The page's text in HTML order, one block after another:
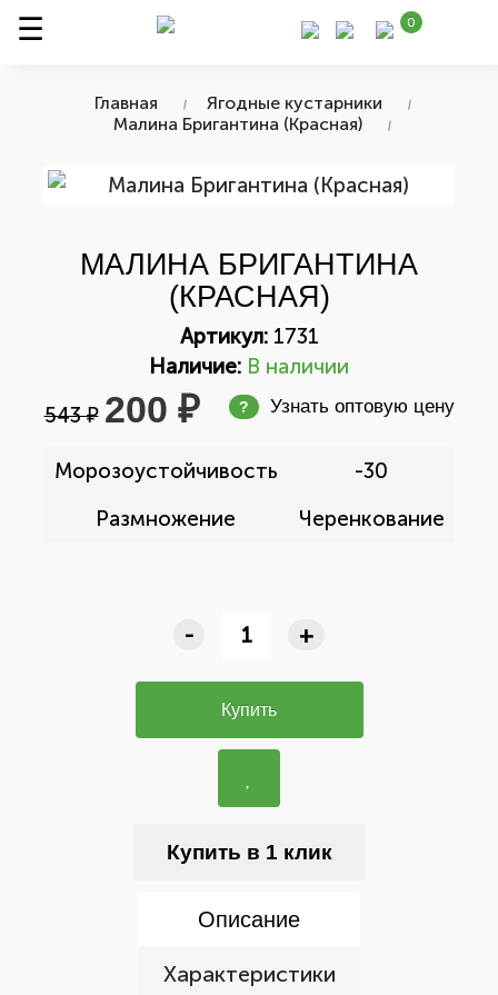
0
Главная
Ягодные кустарники
Малина Бригантина (Красная)
МАЛИНА БРИГАНТИНА
(КРАСНАЯ)
Артикул:1731
Наличие: В наличии
543 ₽ 200 ₽ ? Узнать оптовую цену
Морозоустойчивость
-30
Размножение
Черенкование
- +
Купить
Купить в 1 клик
Описание
Характеристики